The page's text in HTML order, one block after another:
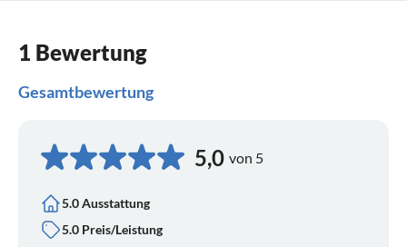
1 Bewertung
Gesamtbewertung
5,0 von 5
5.0 Ausstattung
5.0 Preis/Leistung